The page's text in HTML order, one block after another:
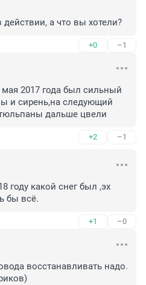
а что вы хотели?
+0 –1
2017 года был сильный
и сирень,на следующий
дальше цвели
+2 –1
году какой снег был ,эх
бы всё.
+1 –0
восстанавливать надо.